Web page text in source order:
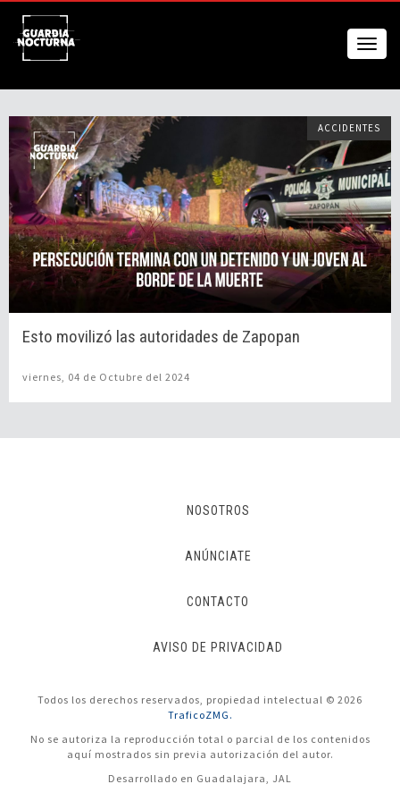
ACCIDENTES
Esto movilizó las autoridades de Zapopan
viernes, 04 de Octubre del 2024
NOSOTROS
ANÚNCIATE
CONTACTO
AVISO DE PRIVACIDAD
Todos los derechos reservados, propiedad intelectual © 2026
TraficoZMG.
No se autoriza la reproducción total o parcial de los contenidos
aquí mostrados sin previa autorización del autor.
Desarrollado en Guadalajara, JAL